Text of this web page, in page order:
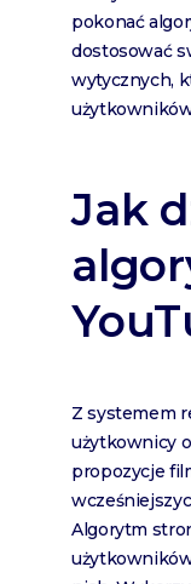
pokonać
dostosować
wytycznych,
Jak
Z systemem
użytkownicy
propozycje
Algorytm